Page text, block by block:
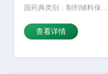
国药典类别：制剂辅料保质
规格：25kg产品名字：主要
水溶性：是适用掺量：8较
查看详情